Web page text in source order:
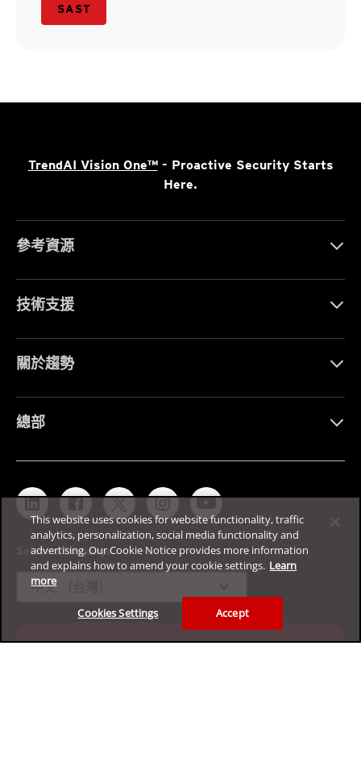
SAST
TrendAI Vision One™- Proactive Security Starts
Here.
參考資源
技術支援
關於趨勢
總部
Select a language
中文 （台灣） expand_more
This website uses cookies for website functionality, traffic
analytics, personalization, social media functionality and
advertising. Our Cookie Notice provides more information
and explains how to amend your cookie settings. Learn
more
Cookies Settings Accept